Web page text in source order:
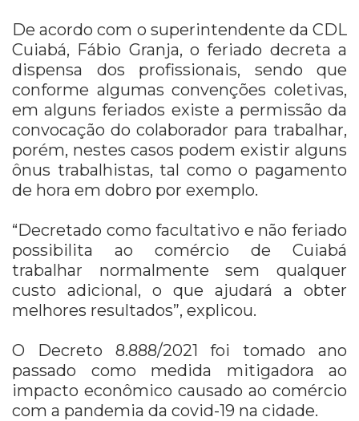
De acordo com o superintendente da CDL
Cuiabá, Fábio Granja, o feriado decreta a
dispensa dos profissionais, sendo que
conforme algumas convenções coletivas,
em alguns feriados existe a permissão da
convocação do colaborador para trabalhar,
porém, nestes casos podem existir alguns
ônus trabalhistas, tal como o pagamento
de hora em dobro por exemplo.
“Decretado como facultativo e não feriado
possibilita ao comércio de Cuiabá
trabalhar normalmente sem qualquer
custo adicional, o que ajudará a obter
melhores resultados”, explicou.
O Decreto 8.888/2021 foi tomado ano
passado como medida mitigadora ao
impacto econômico causado ao comércio
com a pandemia da covid-19 na cidade.